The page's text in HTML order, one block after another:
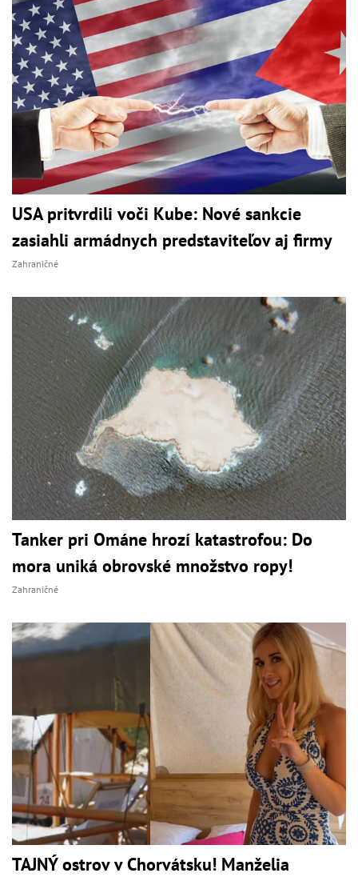
USA pritvrdili voči Kube: Nové sankcie
zasiahli armádnych predstaviteľov aj firmy
Zahraničné
Tanker pri Ománe hrozí katastrofou: Do
mora uniká obrovské množstvo ropy!
Zahraničné
TAJNÝ ostrov v Chorvátsku! Manželia